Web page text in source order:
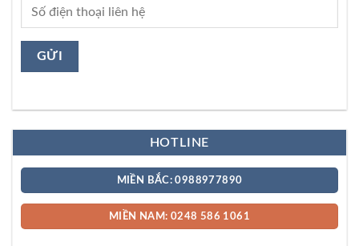
HOTLINE
MIỀN BẮC: 0988977890
MIỀN NAM: 0248 586 1061